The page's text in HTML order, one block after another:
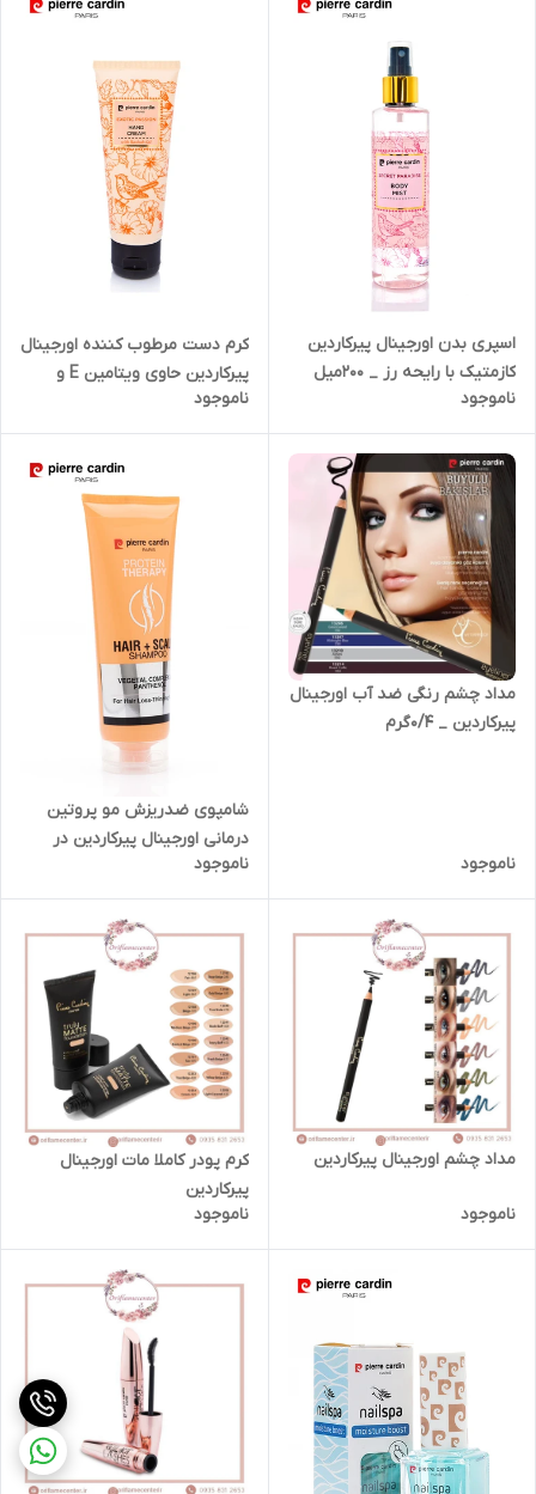
اسپری بدن اورجینال پیرکاردین
کازمتیک با رایحه رز _ ۲۰۰میل
ناموجود
کرم دست مرطوب کننده اورجینال
پیرکاردین حاوی ویتامین E و
میل
ناموجود
مداد چشم رنگی ضد آب اورجینال
پیرکاردین _ ۰/۴گرم
ناموجود
شامپوی ضدریزش مو پروتین
درمانی اورجینال پیرکاردین در
برابر ریزش مو _ 250ml
ناموجود
مداد چشم اورجینال پیرکاردین
ناموجود
کرم پودر کاملا مات اورجینال
پیرکاردین
ناموجود